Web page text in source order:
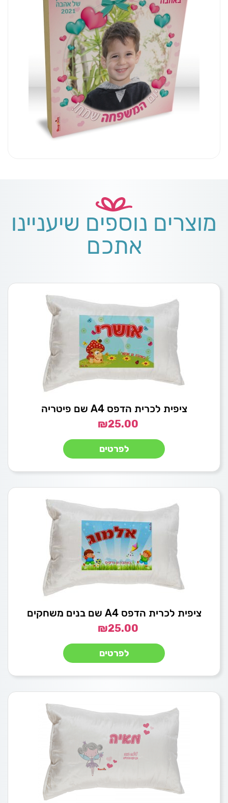
מוצרים נוספים שיעניינו
אתכם
ציפית לכרית הדפס A4 שם פיטריה
₪25.00
לפרטים
ציפית לכרית הדפס A4 שם בנים משחקים
₪25.00
לפרטים